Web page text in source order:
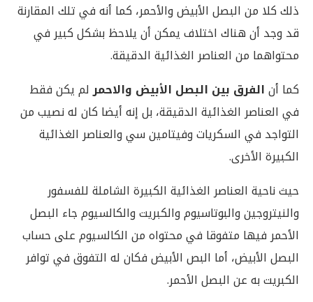
ذلك كلا من البصل الأبيض والأحمر، كما أنه في تلك المقارنة
قد وجد أن هناك اختلاف يمكن أن يلاحظ بشكل كبير في
محتواهما من العناصر الغذائية الدقيقة.
كما أنالفرق بين البصل الأبيض والاحمرلم يكن فقط
في العناصر الغذائية الدقيقة، بل إنه أيضا كان له نصيب من
التواجد في السكريات وفيتامين سي والعناصر الغذائية
الكبيرة الأخرى.
حيث ناحية العناصر الغذائية الكبيرة الشاملة للفسفور
والنيتروجين والبوتاسيوم والكبريت والكالسيوم جاء البصل
الأحمر فيها متفوقا في محتواه من الكالسيوم على حساب
البصل الأبيض، أما البص الأبيض فكان له التفوق في توافر
الكبريت به عن البصل الأحمر.